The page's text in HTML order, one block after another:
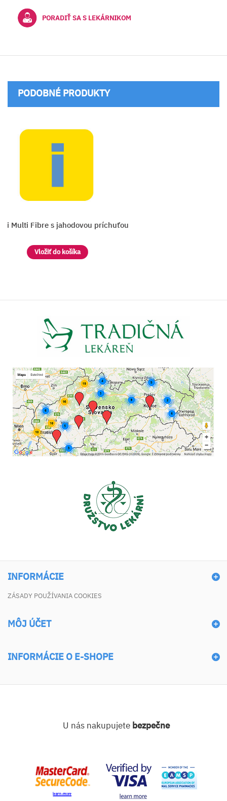
PORADIŤ SA S LEKÁRNIKOM
PODOBNÉ PRODUKTY
Multi Fibre s jahodovou príchuťou
Vložiť do košíka
INFORMÁCIE
ZÁSADY POUŽÍVANIA COOKIES
MÔJ ÚČET
INFORMÁCIE O E-SHOPE
U nás nakupujete bezpečne